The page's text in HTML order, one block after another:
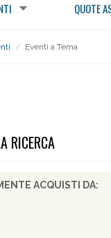
QUOTE
/ Eventi a Tema
RICERCA
ACQUISTI DA: